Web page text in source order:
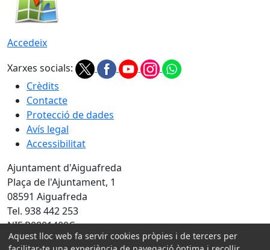
Accedeix
Xarxes socials:
Crèdits
Contacte
Protecció de dades
Avís legal
Accessibilitat
Ajuntament d'Aiguafreda
Plaça de l'Ajuntament, 1
08591 Aiguafreda
Tel. 938 442 253
NIF P0801400C
Aquest lloc web fa servir cookies pròpies i de tercers per